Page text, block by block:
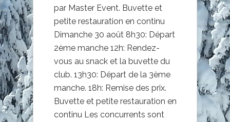
par Master Event. Buvette et
petite restauration en continu
Dimanche 30 août 8h30: Départ
2ème manche 12h: Rendez-
vous au snack et la buvette du
club. 13h30: Départ de la 3ème
manche. 18h: Remise des prix.
Buvette et petite restauration en
continu Les concurrents sont